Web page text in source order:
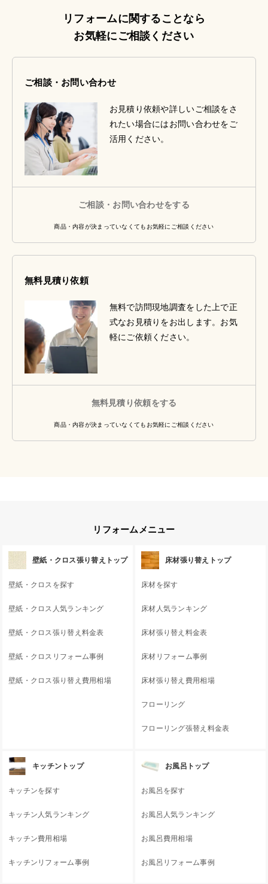
リフォームに関することなら
お気軽にご相談ください
ご相談・お問い合わせ
お見積り依頼や詳しいご相談をさ
れたい場合にはお問い合わせをご
活用ください。
ご相談・お問い合わせをする
商品・内容が決まっていなくてもお気軽にご相談ください
無料見積り依頼
無料で訪問現地調査をした上で正
式なお見積りをお出します。お気
軽にご依頼ください。
無料見積り依頼をする
商品・内容が決まっていなくてもお気軽にご相談ください
リフォームメニュー
壁紙・クロス張り替えトップ
壁紙・クロスを探す
壁紙・クロス人気ランキング
壁紙・クロス張り替え料金表
壁紙・クロスリフォーム事例
壁紙・クロス張り替え費用相場
床材張り替えトップ
床材を探す
床材人気ランキング
床材張り替え料金表
床材リフォーム事例
床材張り替え費用相場
フローリング
フローリング張替え料金表
キッチントップ
キッチンを探す
キッチン人気ランキング
キッチン費用相場
キッチンリフォーム事例
お風呂トップ
お風呂を探す
お風呂人気ランキング
お風呂費用相場
お風呂リフォーム事例